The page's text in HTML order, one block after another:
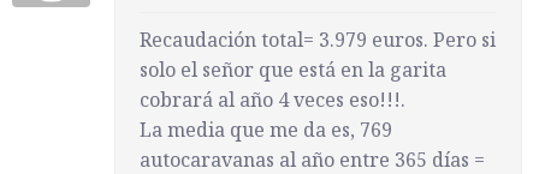
Recaudación total= 3.979 euros. Pero si
solo el señor que está en la garita
cobrará al año 4 veces eso!!!.
La media que me da es, 769
autocaravanas al año entre 365 días =